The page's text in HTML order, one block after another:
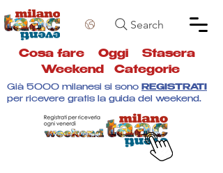
Search
Cosa fare Oggi Stasera
Weekend
Categorie
Già 5000 milanesi si sono REGISTRATI
per ricevere gratis la guida del weekend.